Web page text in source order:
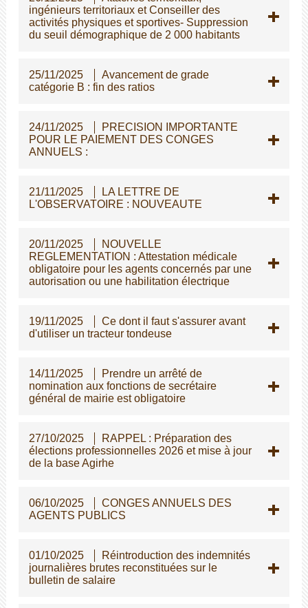
ingénieurs territoriaux et Conseiller des
activités physiques et sportives- Suppression
du seuil démographique de 2 000 habitants
25/11/2025
Avancement de grade
catégorie B : fin des ratios
24/11/2025
PRECISION IMPORTANTE
POUR LE PAIEMENT DES CONGES
ANNUELS :
21/11/2025
LA LETTRE DE
L'OBSERVATOIRE : NOUVEAUTE
20/11/2025
NOUVELLE
REGLEMENTATION : Attestation médicale
obligatoire pour les agents concernés par une
autorisation ou une habilitation électrique
19/11/2025
Ce dont il faut s'assurer avant
d'utiliser un tracteur tondeuse
14/11/2025
Prendre un arrêté de
nomination aux fonctions de secrétaire
général de mairie est obligatoire
27/10/2025
RAPPEL : Préparation des
élections professionnelles 2026 et mise à jour
de la base Agirhe
06/10/2025
CONGES ANNUELS DES
AGENTS PUBLICS
01/10/2025
Réintroduction des indemnités
journalières brutes reconstituées sur le
bulletin de salaire